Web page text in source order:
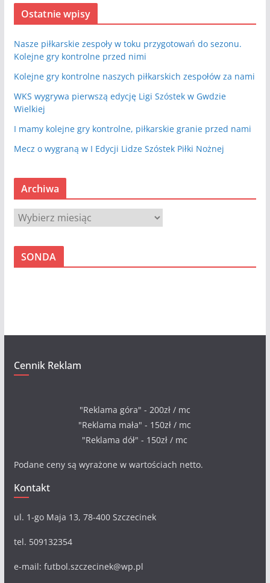
Ostatnie wpisy
Nasze piłkarskie zespoły w toku przygotowań do sezonu.
Kolejne gry kontrolne przed nimi
Kolejne gry kontrolne naszych piłkarskich zespołów za nami
WKS wygrywa pierwszą edycję Ligi Szóstek w Gwdzie
Wielkiej
I mamy kolejne gry kontrolne, piłkarskie granie przed nami
Mecz o wygraną w I Edycji Lidze Szóstek Piłki Nożnej
Archiwa
A
r
c
SONDA
Cennik Reklam
"Reklama góra" - 200zł / mc
"Reklama mała" - 150zł / mc
"Reklama dół" - 150zł / mc
Podane ceny są wyrażone w wartościach netto.
Kontakt
ul. 1-go Maja 13, 78-400 Szczecinek
tel. 509132354
e-mail: futbol.szczecinek@wp.pl